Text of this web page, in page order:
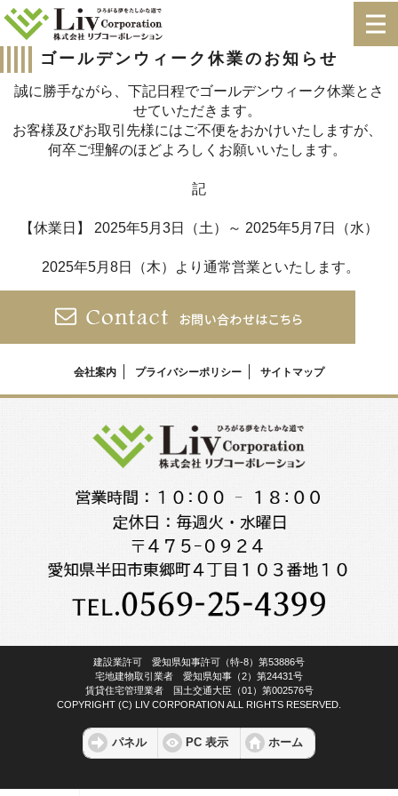
ゴールデンウィーク休業のお知らせ
誠に勝手ながら、下記日程でゴールデンウィーク休業とさ
せていただきます。
お客様及びお取引先様にはご不便をおかけいたしますが、
何卒ご理解のほどよろしくお願いいたします。
記
【休業日】 2025年5月3日（土）～ 2025年5月7日（水）
2025年5月8日（木）より通常営業といたします。
会社案内 プライバシーポリシー サイトマップ
建設業許可 愛知県知事許可（特-8）第53886号
宅地建物取引業者 愛知県知事（2）第24431号
賃貸住宅管理業者 国土交通大臣（01）第002576号
COPYRIGHT (C) LIV CORPORATION ALL RIGHTS RESERVED.
パネル PC 表示 ホーム